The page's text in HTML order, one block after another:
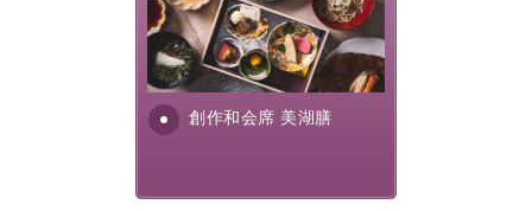
【公式限定価格】 通常料金よりお一人様1100円引き
・朝夕個室料亭で個室食
・館内着をご用意
創作和会席 美湖膳
美湖膳とは諏訪の地で特別を
提供する為に料理長・神原 裕
明が考え出した創作和会席で
す。美しい諏訪湖の幸...